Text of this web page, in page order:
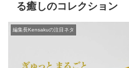
る癒しのコレクション
編集長Kensakuの注目ネタ